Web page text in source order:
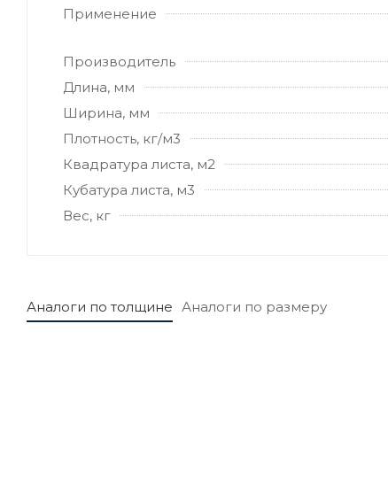
Применение
Производитель
Длина, мм
Ширина, мм
Плотность, кг/м3
Квадратура листа, м2
Кубатура листа, м3
Вес, кг
Аналоги по толщине Аналоги по размеру